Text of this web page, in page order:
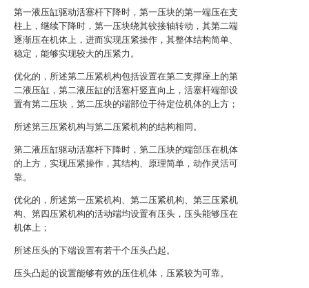
第一液压缸驱动活塞杆下降时，第一压块的第一端压在支
柱上，继续下降时，第一压块绕其铰接轴转动，其第二端
逐渐压在机体上，进而实现压紧操作，其整体结构简单、
稳定，能够实现较大的压紧力。
优化的，所述第二压紧机构包括设置在第二支撑座上的第
二液压缸，第二液压缸的活塞杆竖直向上，活塞杆端部设
置有第二压块，第二压块的端部位于待定位机体的上方；
所述第三压紧机构与第二压紧机构的结构相同。
第二液压缸驱动活塞杆下降时，第二压块的端部压在机体
的上方，实现压紧操作，其结构、原理简单，动作灵活可
靠。
优化的，所述第一压紧机构、第二压紧机构、第三压紧机
构、第四压紧机构的活动端均设置有压头，压头能够压在
机体上；
所述压头的下端设置有若干个压头凸起。
压头凸起的设置能够有效的压住机体，压紧较为可靠。